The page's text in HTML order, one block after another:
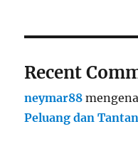
Recent
neymar88
Peluang dan